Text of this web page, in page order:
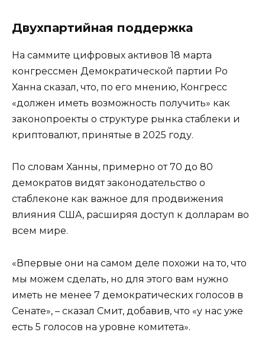
Двухпартийная поддержка
На саммите цифровых активов 18 марта
конгрессмен Демократической партии Ро
Ханна сказал, что, по его мнению, Конгресс
«должен иметь возможность получить» как
законопроекты о структуре рынка стаблеки и
криптовалют, принятые в 2025 году.
По словам Ханны, примерно от 70 до 80
демократов видят законодательство о
стаблеконе как важное для продвижения
влияния США, расширяя доступ к долларам во
всем мире.
«Впервые они на самом деле похожи на то, что
мы можем сделать, но для этого вам нужно
иметь не менее 7 демократических голосов в
Сенате», – сказал Смит, добавив, что «у нас уже
есть 5 голосов на уровне комитета».